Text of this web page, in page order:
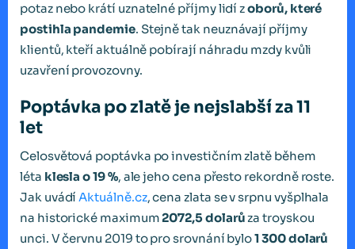
potaz nebo krátí uznatelné příjmy lidí zoborů, které
postihla pandemie. Stejně tak neuznávají příjmy
klientů, kteří aktuálně pobírají náhradu mzdy kvůli
uzavření provozovny.
Poptávka po zlatě je nejslabší za 11
let
Celosvětová poptávka po investičním zlatě během
léta klesla o 19 %, ale jeho cena přesto rekordně roste.
Jak uvádíAktuálně.cz, cena zlata se v srpnu vyšplhala
na historické maximum2072,5 dolarůza troyskou
unci. V červnu 2019 to pro srovnání bylo1 300 dolarů